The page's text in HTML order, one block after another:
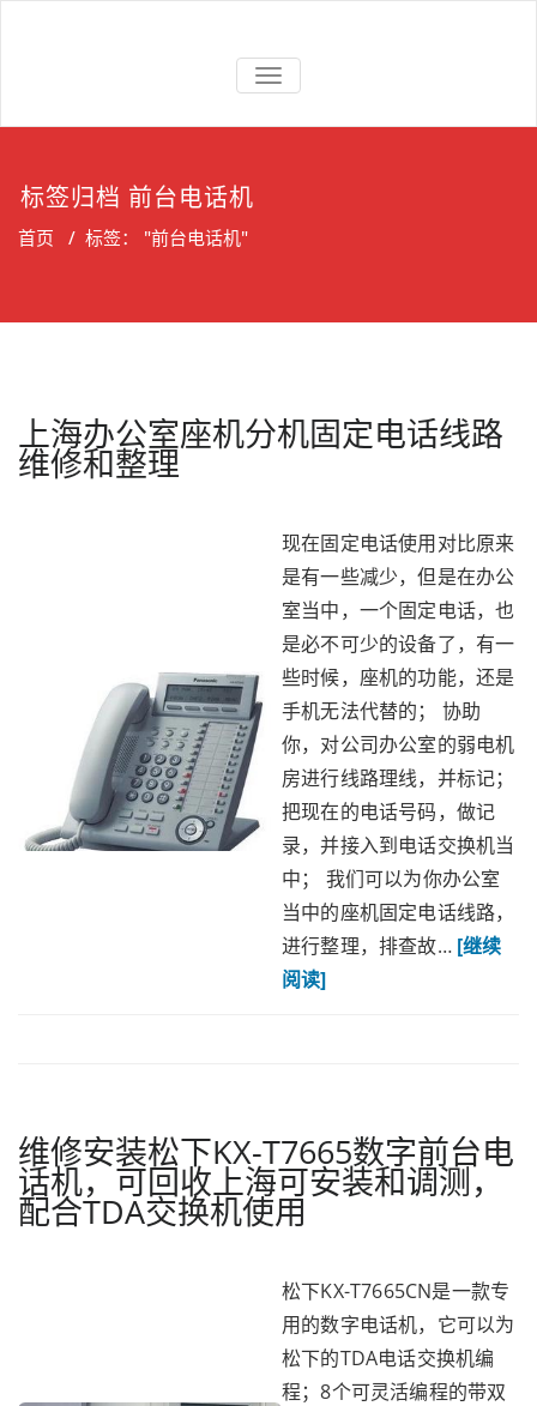
上海维修电话
上海维修松下、国威、NEC、迅
切
换
标签归档 前台电话机
首页 / 标签： "前台电话机"
上海办公室座机分机固定电话线路
维修和整理
现在固定电话使用对比原来
是有一些减少，但是在办公
室当中，一个固定电话，也
是必不可少的设备了，有一
些时候，座机的功能，还是
手机无法代替的； 协助
你，对公司办公室的弱电机
房进行线路理线，并标记；
把现在的电话号码，做记
录，并接入到电话交换机当
中； 我们可以为你办公室
当中的座机固定电话线路，
进行整理，排查故… [继续
阅读]
维修安装松下KX-T7665数字前台电
话机，可回收上海可安装和调测，
配合TDA交换机使用
松下KX-T7665CN是一款专
用的数字电话机，它可以为
松下的TDA电话交换机编
程；8个可灵活编程的带双